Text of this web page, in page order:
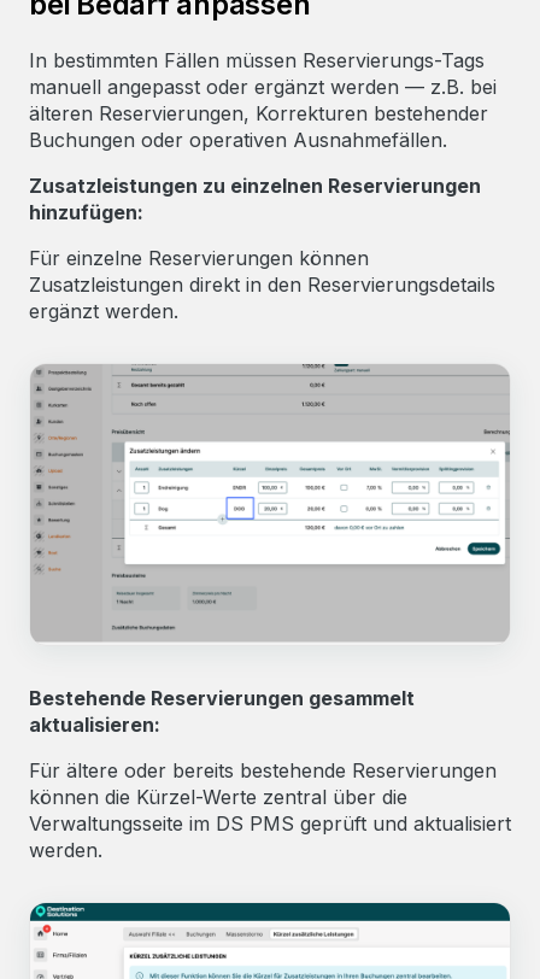
In bestimmten Fällen müssen Reservierungs-Tags
manuell angepasst oder ergänzt werden — z.B. bei
älteren Reservierungen, Korrekturen bestehender
Buchungen oder operativen Ausnahmefällen.
Zusatzleistungen zu einzelnen Reservierungen
hinzufügen:
Für einzelne Reservierungen können
Zusatzleistungen direkt in den Reservierungsdetails
ergänzt werden.
Bestehende Reservierungen gesammelt
aktualisieren:
Für ältere oder bereits bestehende Reservierungen
können die Kürzel-Werte zentral über die
Verwaltungsseite im DS PMS geprüft und aktualisiert
werden.